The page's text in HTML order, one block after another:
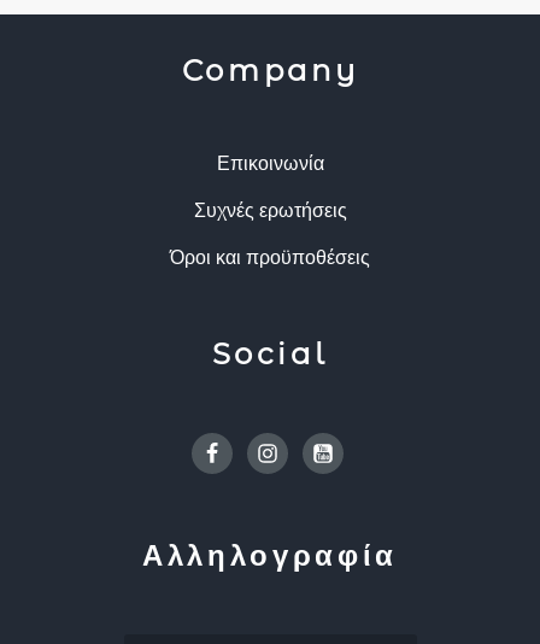
Company
Επικοινωνία
Συχνές ερωτήσεις
Όροι και προϋποθέσεις
Social
FacebookInstagramYoutube
Αλληλογραφία